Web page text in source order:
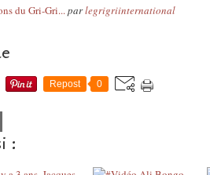
du Gri-Gri...parlegrigriinternational
Repost 0
: